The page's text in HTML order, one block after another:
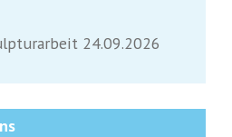
24.09.2026